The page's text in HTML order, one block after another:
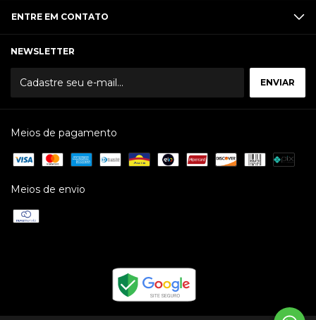
ENTRE EM CONTATO
NEWSLETTER
Meios de pagamento
Meios de envio